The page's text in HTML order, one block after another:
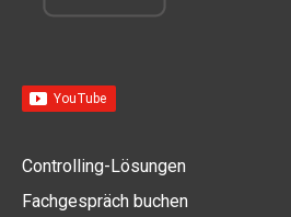
Controlling-Lösungen
Fachgespräch buchen